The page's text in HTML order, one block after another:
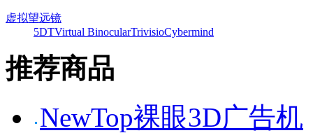
虚拟望远镜
5DTVirtual BinocularTrivisioCybermind
推荐商品
NewTop裸眼3D广告机